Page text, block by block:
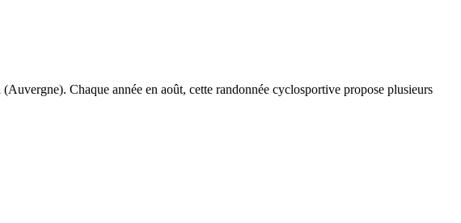
Chaque année en août, cette randonnée cyclosportive propose plusieurs